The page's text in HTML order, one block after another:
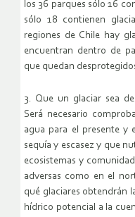
los 36 parques sólo 16
sólo 18 contienen
regiones de Chile hay
encuentran dentro de
que quedan
3. Que un glaciar sea
Será necesario
agua para el presente
sequía y escasez y que
ecosistemas y
adversas como en el
qué glaciares obtendrán
hídrico potencial a la